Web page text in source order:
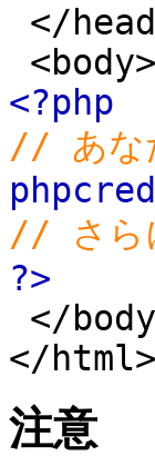
</
<body>
<?php
// あな
// さら
?>
</
</html>
注意